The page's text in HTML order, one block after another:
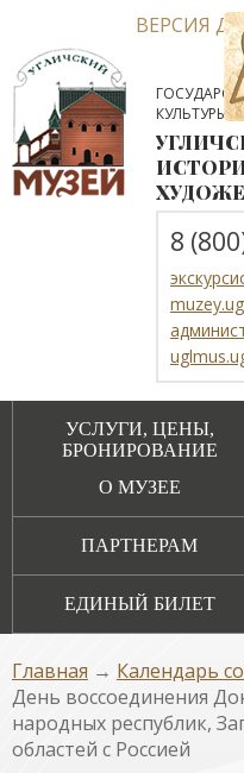
ВЕРСИЯ
КУЛЬТУРЫ
8
УСЛУГИ, ЦЕНЫ,
БРОНИРОВАНИЕ
О МУЗЕЕ
ПАРТНЕРАМ
ЕДИНЫЙ БИЛЕТ
Главная → Календарь
День воссоединения
народных республик,
областей с Россией